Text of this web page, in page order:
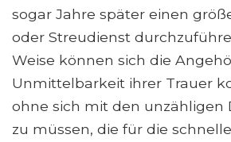
sogar Jahre später einen
oder Streudienst
Weise können sich die
Unmittelbarkeit ihrer Trauer
ohne sich mit den unzähligen
zu müssen, die für die